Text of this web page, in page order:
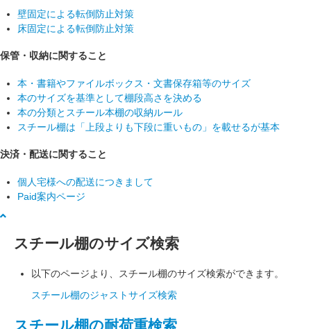
壁固定による転倒防止対策
床固定による転倒防止対策
保管・収納に関すること
本・書籍やファイルボックス・文書保存箱等のサイズ
本のサイズを基準として棚段高さを決める
本の分類とスチール本棚の収納ルール
スチール棚は「上段よりも下段に重いもの」を載せるが基本
決済・配送に関すること
個人宅様への配送につきまして
Paid案内ページ
スチール棚のサイズ検索
以下のページより、スチール棚のサイズ検索ができます。
スチール棚のジャストサイズ検索
スチール棚の耐荷重検索